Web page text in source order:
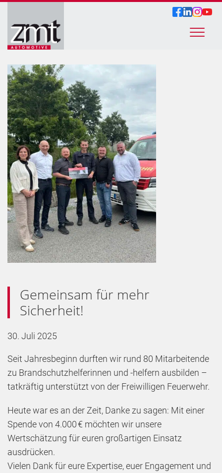
Gemeinsam für mehr
Sicherheit!
30. Juli 2025
Seit Jahresbeginn durften wir rund 80 Mitarbeitende
zu Brandschutzhelferinnen und -helfern ausbilden –
tatkräftig unterstützt von der Freiwilligen Feuerwehr.
Heute war es an der Zeit, Danke zu sagen: Mit einer
Spende von 4.000 € möchten wir unsere
Wertschätzung für euren großartigen Einsatz
ausdrücken.
Vielen Dank für eure Expertise, euer Engagement und